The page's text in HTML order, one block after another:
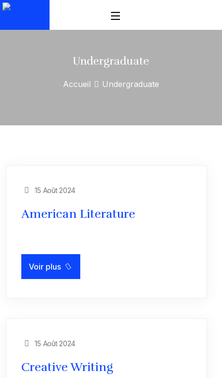
Undergraduate
Accueil Undergraduate
15 Août 2024
American Literature
Voir plus
15 Août 2024
Creative Writing